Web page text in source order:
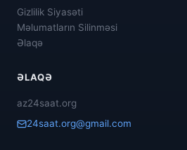
Gizlilik Siyasəti
Məlumatların Silinməsi
Əlaqə
ƏLAQƏ
az24saat.org
24saat.org@gmail.com